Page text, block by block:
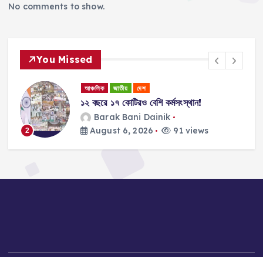
No comments to show.
You Missed
2
আঞ্চলিক জাতীয় দেশ
১২ বছরে ১৭ কোটিরও বেশি কর্মসংস্থান!
Barak Bani Dainik
August 6, 2026
91 views